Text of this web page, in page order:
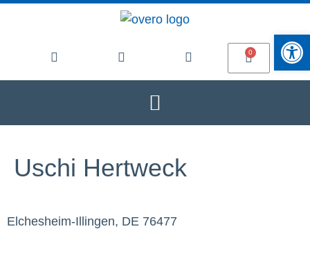
Uschi Hertweck
Elchesheim-Illingen, DE 76477